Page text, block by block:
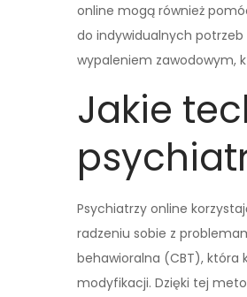
online mogą również
do indywidualnych
wypaleniem zawodowym,
Jakie
Psychiatrzy online
radzeniu sobie z
behawioralna (CBT),
modyfikacji. Dzięki tej